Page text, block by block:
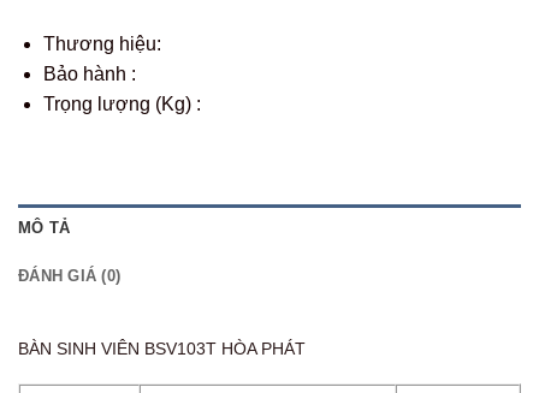
Thương hiệu:
Bảo hành :
Trọng lượng (Kg) :
MÔ TẢ
ĐÁNH GIÁ (0)
BÀN SINH VIÊN BSV103T HÒA PHÁT